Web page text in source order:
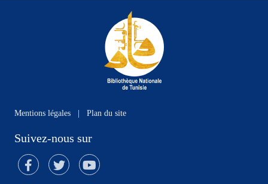
Mentions légales Plan du site
Suivez-nous sur